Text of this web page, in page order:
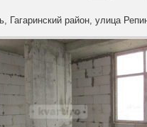
Гагаринский район, улица